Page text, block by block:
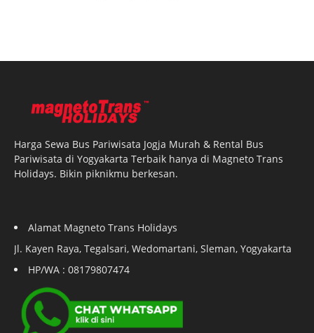
Harga Sewa Bus Pariwisata Jogja Murah & Rental Bus
Pariwisata di Yogyakarta Terbaik hanya di Magneto Trans
Holidays. Bikin piknikmu berkesan.
Alamat Magneto Trans Holidays
Jl. Kayen Raya, Tegalsari, Wedomartani, Sleman, Yogyakarta
HP/WA : 08179807474